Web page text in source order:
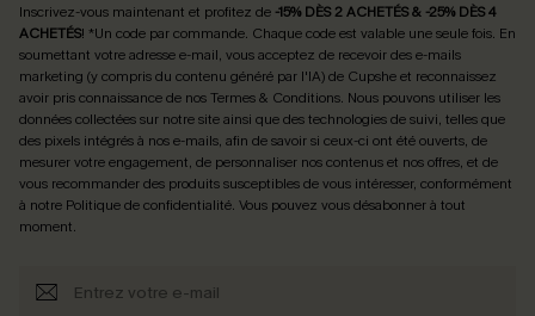
Inscrivez-vous maintenant et profitez de -15% DÈS 2 ACHETÉS & -25% DÈS 4
ACHETÉS! *Un code par commande. Chaque code est valable une seule fois. En
soumettant votre adresse e-mail, vous acceptez de recevoir des e-mails
marketing (y compris du contenu généré par l'IA) de Cupshe et reconnaissez
avoir pris connaissance de nosTermes & Conditions. Nous pouvons utiliser les
données collectées sur notre site ainsi que des technologies de suivi, telles que
des pixels intégrés à nos e-mails, afin de savoir si ceux-ci ont été ouverts, de
mesurer votre engagement, de personnaliser nos contenus et nos offres, et de
vous recommander des produits susceptibles de vous intéresser, conformément
à notre Politique de confidentialité. Vous pouvez vous désabonner à tout
moment.